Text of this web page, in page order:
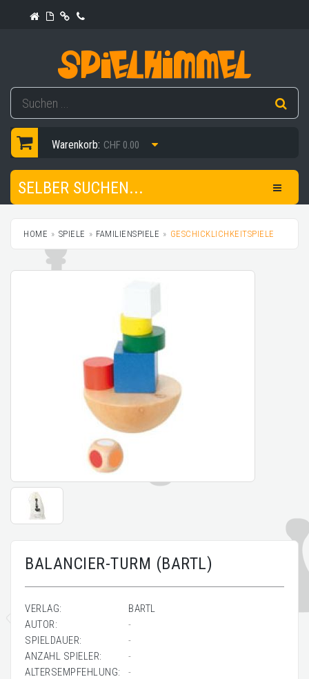
Warenkorb: CHF 0.00
SELBER SUCHEN...
HOME SPIELE FAMILIENSPIELE GESCHICKLICHKEITSPIELE
BALANCIER-TURM (BARTL)
VERLAG:
BARTL
AUTOR:
-
SPIELDAUER:
-
ANZAHL SPIELER:
-
ALTERSEMPFEHLUNG:
-